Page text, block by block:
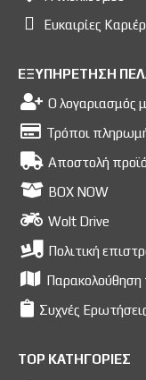
Ευκαιρίες
ΕΞΥΠΗΡΕΤΗΣΗ
Ο λογαριασμός
Τρόποι
Αποστολή
BOX NOW
Wolt Drive
Πολιτική
Παρακολούθηση
Συχνές
TOP ΚΑΤΗΓΟΡΙΕΣ